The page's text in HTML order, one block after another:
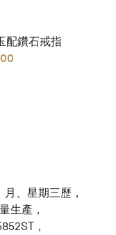
配鑽石戒指
、星期三歷，
生產，
，